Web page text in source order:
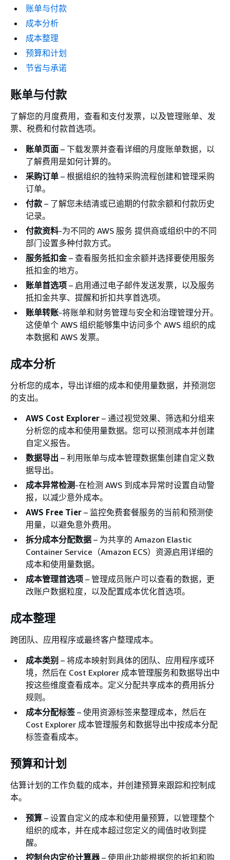
账单与付款
成本分析
成本整理
预算和计划
节省与承诺
账单与付款
了解您的月度费用，查看和支付发票，以及管理账单、发
票、税费和付款首选项。
账单页面 – 下载发票并查看详细的月度账单数据，以
了解费用是如何计算的。
采购订单 – 根据组织的独特采购流程创建和管理采购
订单。
付款 – 了解您未结清或已逾期的付款余额和付款历史
记录。
付款资料-为不同的 AWS 服务 提供商或组织中的不同
部门设置多种付款方式。
服务抵扣金– 查看服务抵扣金余额并选择要使用服务
抵扣金的地方。
账单首选项 – 启用通过电子邮件发送发票，以及服务
抵扣金共享、提醒和折扣共享首选项。
账单转账-将账单和财务管理与安全和治理管理分开。
这使单个 AWS 组织能够集中访问多个 AWS 组织的成
本数据和 AWS 发票。
成本分析
分析您的成本，导出详细的成本和使用量数据，并预测您
的支出。
AWS Cost Explorer – 通过视觉效果、筛选和分组来
分析您的成本和使用量数据。您可以预测成本并创建
自定义报告。
数据导出 – 利用账单与成本管理数据集创建自定义数
据导出。
成本异常检测-在检测 AWS 到成本异常时设置自动警
报，以减少意外成本。
AWS Free Tier – 监控免费套餐服务的当前和预测使
用量，以避免意外费用。
拆分成本分配数据 – 为共享的 Amazon Elastic
Container Service（Amazon ECS）资源启用详细的
成本和使用量数据。
成本管理首选项 – 管理成员账户可以查看的数据，更
改账户数据粒度，以及配置成本优化首选项。
成本整理
跨团队、应用程序或最终客户整理成本。
成本类别 – 将成本映射到具体的团队、应用程序或环
境，然后在 Cost Explorer 成本管理服务和数据导出中
按这些维度查看成本。定义分配共享成本的费用拆分
规则。
成本分配标签 – 使用资源标签来整理成本，然后在
Cost Explorer 成本管理服务和数据导出中按成本分配
标签查看成本。
预算和计划
估算计划的工作负载的成本，并创建预算来跟踪和控制成
本。
预算 – 设置自定义的成本和使用量预算，以管理整个
组织的成本，并在成本超过您定义的阈值时收到提
醒。
控制台内定价计算器– 使用此功能根据您的折扣和购